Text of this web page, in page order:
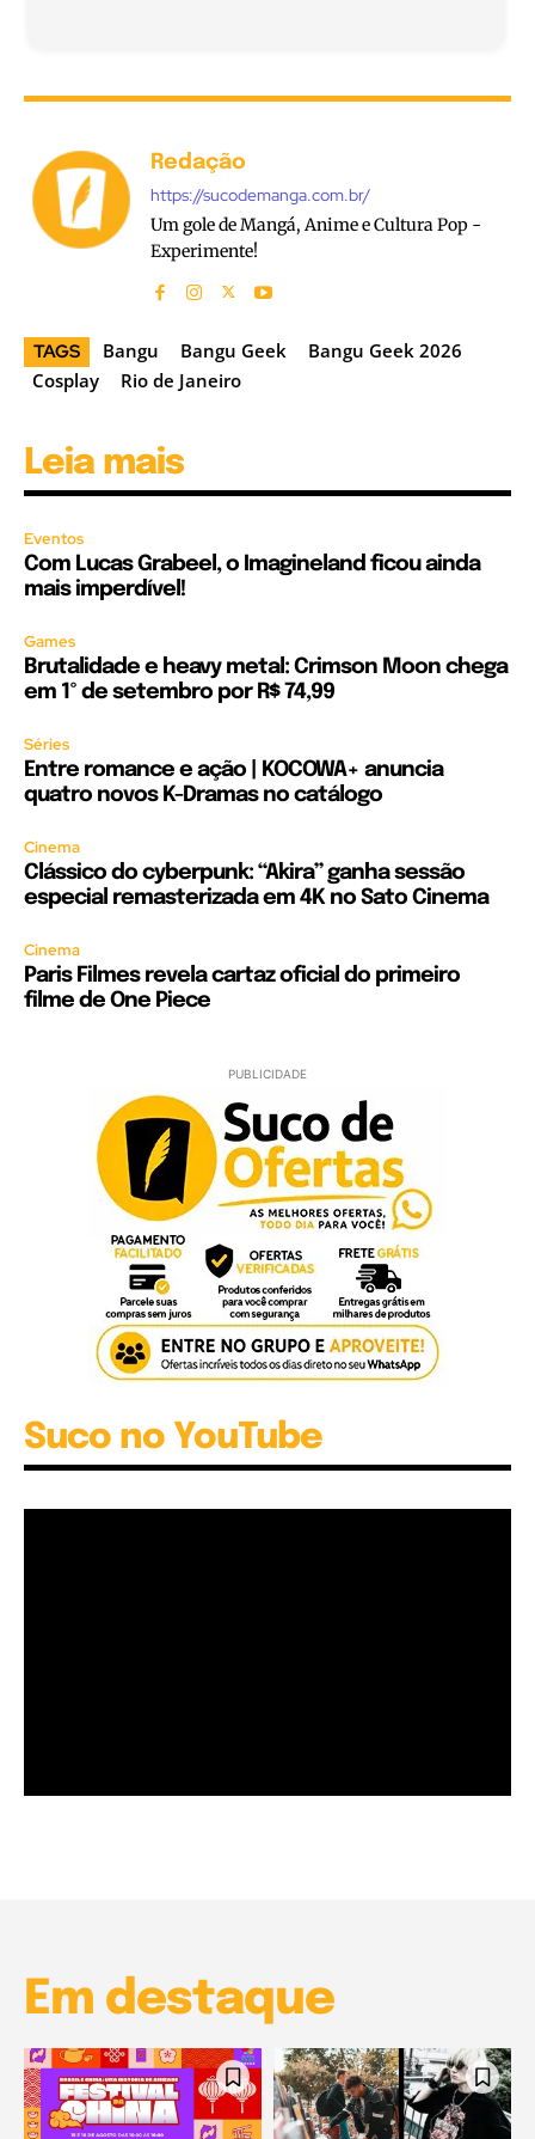
Redação
https://sucodemanga.com.br/
Um gole de Mangá, Anime e Cultura Pop -
Experimente!
TAGS Bangu Bangu Geek
Bangu Geek 2026
Cosplay
Rio de Janeiro
Leia mais
Eventos
Com Lucas Grabeel, o Imagineland ficou ainda
mais imperdível!
Games
Brutalidade e heavy metal: Crimson Moon chega
em 1º de setembro por R$ 74,99
Séries
Entre romance e ação | KOCOWA+ anuncia
quatro novos K-Dramas no catálogo
Cinema
Clássico do cyberpunk: “Akira” ganha sessão
especial remasterizada em 4K no Sato Cinema
Cinema
Paris Filmes revela cartaz oficial do primeiro
filme de One Piece
PUBLICIDADE
Suco no YouTube
Em destaque